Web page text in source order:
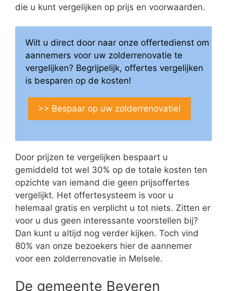
die u kunt vergelijken op prijs en voorwaarden.
Wilt u direct door naar onze offertedienst om
aannemers voor uw zolderrenovatie te
vergelijken? Begrijpelijk, offertes vergelijken
is besparen op de kosten!
>> Bespaar op uw zolderrenovatie!
Door prijzen te vergelijken bespaart u
gemiddeld tot wel 30% op de totale kosten ten
opzichte van iemand die geen prijsoffertes
vergelijkt. Het offertesysteem is voor u
helemaal gratis en verplicht u tot niets. Zitten er
voor u dus geen interessante voorstellen bij?
Dan kunt u altijd nog verder kijken. Toch vind
80% van onze bezoekers hier de aannemer
voor een zolderrenovatie in Melsele.
De gemeente Beveren